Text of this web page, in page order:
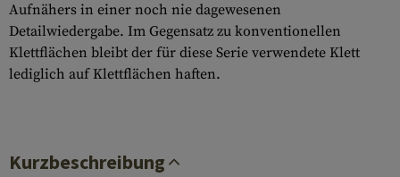
Aufnähers in einer noch nie dagewesenen
Detailwiedergabe. Im Gegensatz zu konventionellen
Klettflächen bleibt der für diese Serie verwendete Klett
lediglich auf Klettflächen haften.
Kurzbeschreibung